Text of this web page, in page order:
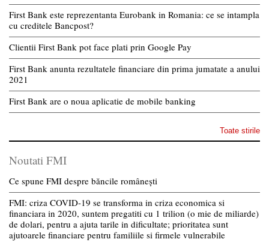
First Bank este reprezentanta Eurobank in Romania: ce se intampla
cu creditele Bancpost?
Clientii First Bank pot face plati prin Google Pay
First Bank anunta rezultatele financiare din prima jumatate a anului
2021
First Bank are o noua aplicatie de mobile banking
Toate stirile
Noutati FMI
Ce spune FMI despre băncile românești
FMI: criza COVID-19 se transforma in criza economica si
financiara in 2020, suntem pregatiti cu 1 trilion (o mie de miliarde)
de dolari, pentru a ajuta tarile in dificultate; prioritatea sunt
ajutoarele financiare pentru familiile si firmele vulnerabile